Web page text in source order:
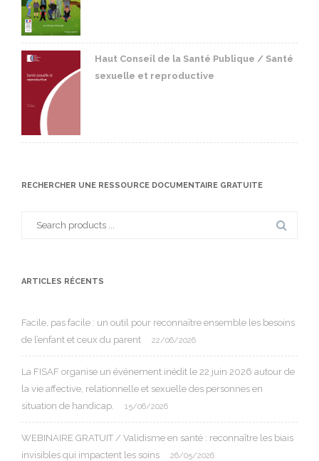
Haut Conseil de la Santé Publique / Santé
sexuelle et reproductive
RECHERCHER UNE RESSOURCE DOCUMENTAIRE GRATUITE
ARTICLES RÉCENTS
Facile, pas facile : un outil pour reconnaître ensemble les besoins
de l’enfant et ceux du parent
22/06/2026
La FISAF organise un événement inédit le 22 juin 2026 autour de
la vie affective, relationnelle et sexuelle des personnes en
situation de handicap.
15/06/2026
WEBINAIRE GRATUIT / Validisme en santé : reconnaître les biais
invisibles qui impactent les soins
26/05/2026